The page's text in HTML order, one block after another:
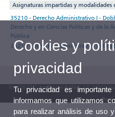
Asignaturas impartidas y modalidades
35210 - Derecho Administrativo I -
Derecho y en Ciencias Políticas y de la
Pública
35210 - Derecho Administrativo I -
© 2026 UV. - Av. Blasco Ibáñez, 13. 46010
Cookies y
privacidad
Tu privacidad es
informamos que utilizamos
para realizar análisis de uso